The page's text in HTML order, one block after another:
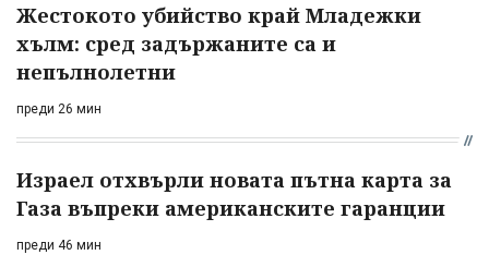
Жестокото убийство край Младежки
хълм: сред задържаните са и
непълнолетни
преди 26 мин
Израел отхвърли новата пътна карта за
Газа въпреки американските гаранции
преди 46 мин